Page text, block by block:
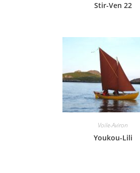
Stir-Ven 22
Voile-Aviron
Youkou-Lili